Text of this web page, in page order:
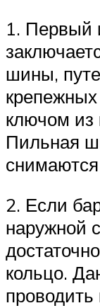
1. Первый
шины,
ключом из
Пильная
2. Если
наружной
кольцо.